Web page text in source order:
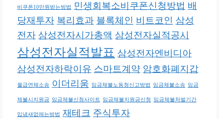
비쿠폰10만원받는방법 민생회복소비쿠폰신청방법 배
당재투자 복리효과 블록체인 비트코인 삼성
전자 삼성전자시가총액 삼성전자실적공시
삼성전자실적발표 삼성전자엔비디아
삼성전자하락이유 스마트계약 암호화폐지갑
월급연체소송 이더리움 임금체불노동청신고방법 임금체불소송 임금
체불시지원금 임금체불신청사이트 임금체불지원금신청 임금체불처벌기간
입냄새없애는방법 재테크 주식투자